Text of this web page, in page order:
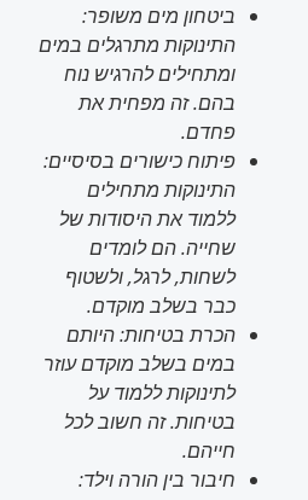
ביטחון מים משופר:
התינוקות מתרגלים במים
ומתחילים להרגיש נוח
בהם. זה מפחית את
פחדם.
פיתוח כישורים בסיסיים:
התינוקות מתחילים
ללמוד את היסודות של
שחייה. הם לומדים
לשחות, לרגל, ולשטוף
כבר בשלב מוקדם.
הכרת בטיחות:היותם
במים בשלב מוקדם עוזר
לתינוקות ללמוד על
בטיחות. זה חשוב לכל
חייהם.
חיבור בין הורה וילד: